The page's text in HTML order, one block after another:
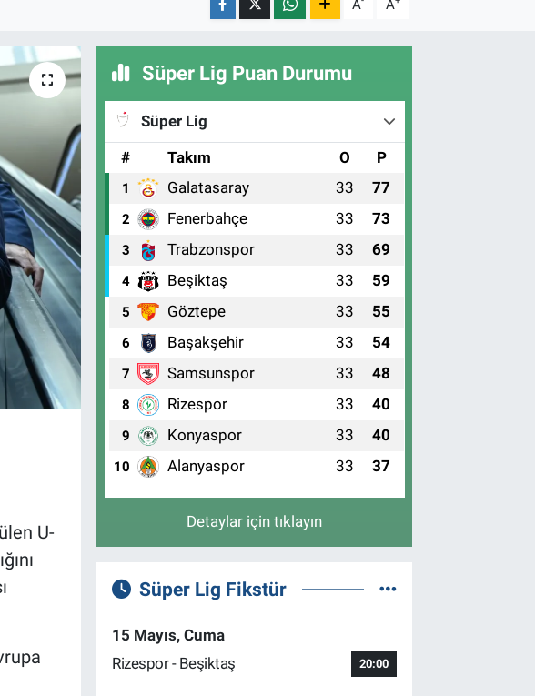
A A
U-
Süper Lig Puan Durumu
Süper Lig
#
Takım O P
1 Galatasaray 33 77
2 Fenerbahçe 33 73
3 Trabzonspor 33 69
4 Beşiktaş 33 59
5 Göztepe 33 55
6 Başakşehir 33 54
7 Samsunspor 33 48
8 Rizespor 33 40
9 Konyaspor 33 40
10 Alanyaspor 33 37
Detaylar için tıklayın
Süper Lig Fikstür
15 Mayıs, Cuma
Rizespor - Beşiktaş
20:00